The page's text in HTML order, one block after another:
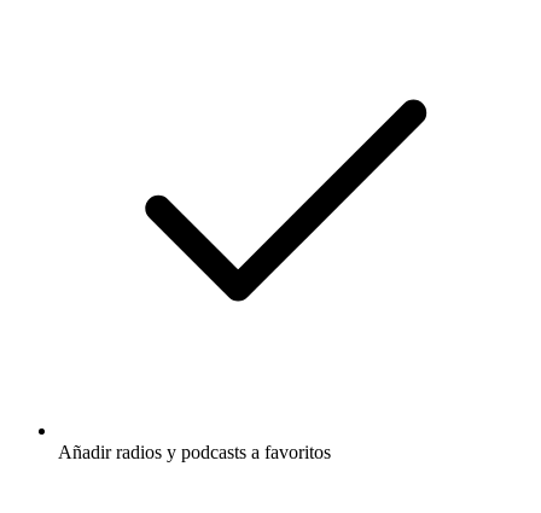
Añadir radios y podcasts a favoritos